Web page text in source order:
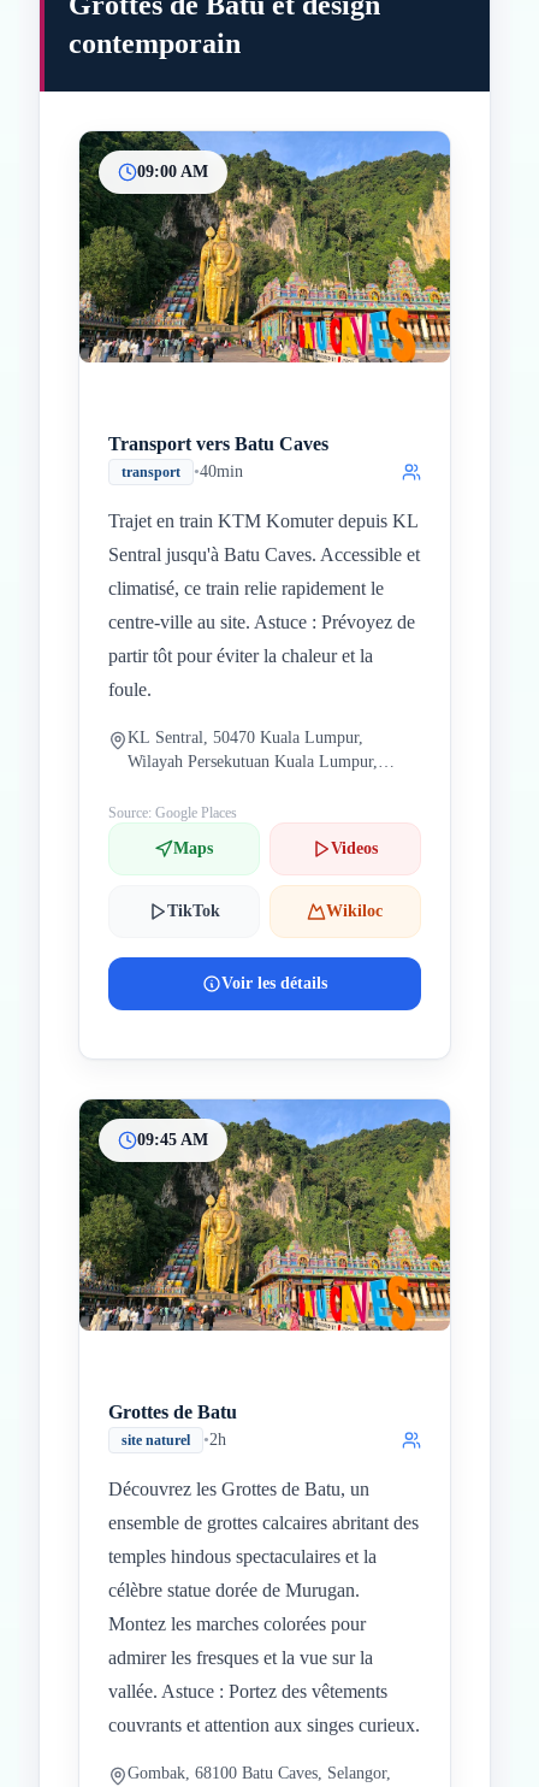
InicioParadas intermedias
Final
contemporain
09:00 AM
Transport vers Batu Caves
transport •40min
Trajet en train KTM Komuter depuis KL
Sentral jusqu'à Batu Caves. Accessible et
climatisé, ce train relie rapidement le
centre-ville au site. Astuce : Prévoyez de
partir tôt pour éviter la chaleur et la
foule.
KL Sentral, 50470 Kuala Lumpur,
Wilayah Persekutuan Kuala Lumpur,
Source: Google Places
Maps Videos
TikTok Wikiloc
Voir les détails
09:45 AM
Grottes de Batu
site naturel •2h
Découvrez les Grottes de Batu, un
ensemble de grottes calcaires abritant des
temples hindous spectaculaires et la
célèbre statue dorée de Murugan.
Montez les marches colorées pour
admirer les fresques et la vue sur la
vallée. Astuce : Portez des vêtements
couvrants et attention aux singes curieux.
Gombak, 68100 Batu Caves, Selangor,